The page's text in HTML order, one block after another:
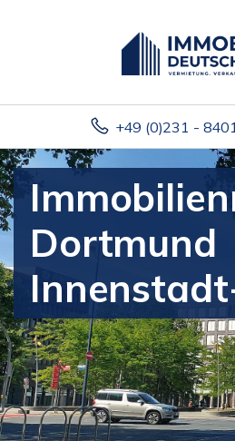
+49 (0)231 -
Dortmund